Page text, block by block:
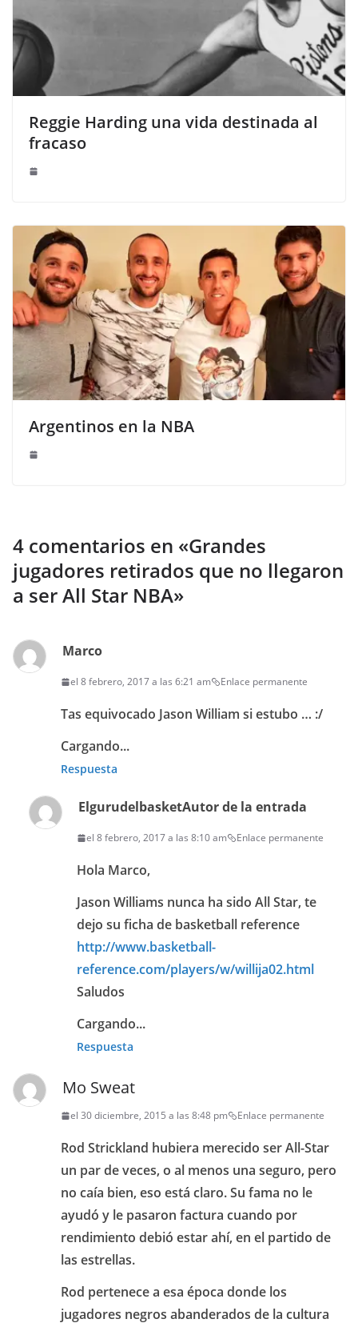
Reggie Harding una vida destinada al
fracaso
Argentinos en la NBA
4 comentarios en «Grandes
jugadores retirados que no llegaron
a ser All Star NBA»
Marco
el 8 febrero, 2017 a las 6:21 am Enlace permanente
Tas equivocado Jason William si estubo … :/
Cargando...
Respuesta
ElgurudelbasketAutor de la entrada
el 8 febrero, 2017 a las 8:10 am Enlace permanente
Hola Marco,
Jason Williams nunca ha sido All Star, te
dejo su ficha de basketball reference
http://www.basketball-
reference.com/players/w/willija02.html
Saludos
Cargando...
Respuesta
Mo Sweat
el 30 diciembre, 2015 a las 8:48 pm Enlace permanente
Rod Strickland hubiera merecido ser All-Star
un par de veces, o al menos una seguro, pero
no caía bien, eso está claro. Su fama no le
ayudó y le pasaron factura cuando por
rendimiento debió estar ahí, en el partido de
las estrellas.
Rod pertenece a esa época donde los
jugadores negros abanderados de la cultura